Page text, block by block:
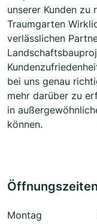
unserer Kunden zu
Traumgarten
verlässlichen
bei uns genau
mehr darüber zu
in
können.
Öffnungszeiten
Montag